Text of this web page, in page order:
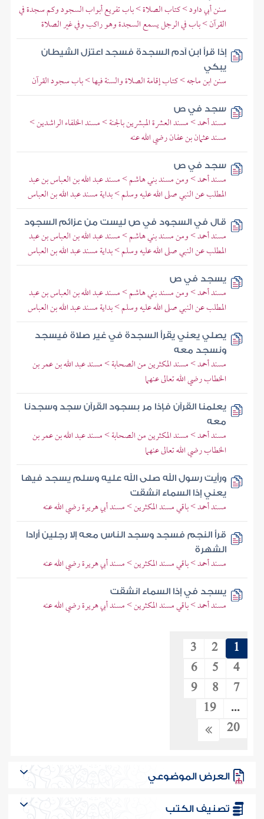
سنن أبي داود > كتاب الصلاة > باب تفريع أبواب السجود وكم سجدة في
القرآن > باب في الرجل يسمع السجدة وهو راكب وفي غير الصلاة
إذا قرأ ابن آدم السجدة فسجد اعتزل الشيطان
يبكي
سنن ابن ماجه > كتاب إقامة الصلاة والسنة فيها > باب سجود القرآن
سجد في ص
مسند أحمد > مسند العشرة المبشرين بالجنة > مسند الخلفاء الراشدين >
مسند عثمان بن عفان رضي الله عنه
سجد في ص
مسند أحمد > ومن مسند بني هاشم > مسند عبد الله بن العباس بن عبد
المطلب عن النبي صلى الله عليه وسلم > بداية مسند عبد الله بن العباس
قال في السجود في ص ليست من عزائم السجود
مسند أحمد > ومن مسند بني هاشم > مسند عبد الله بن العباس بن عبد
المطلب عن النبي صلى الله عليه وسلم > بداية مسند عبد الله بن العباس
يسجد في ص
مسند أحمد > ومن مسند بني هاشم > مسند عبد الله بن العباس بن عبد
المطلب عن النبي صلى الله عليه وسلم > بداية مسند عبد الله بن العباس
يصلي يعني يقرأ السجدة في غير صلاة فيسجد
ونسجد معه
مسند أحمد > مسند المكثرين من الصحابة > مسند عبد الله بن عمر بن
الخطاب رضي الله تعالى عنهما
يعلمنا القرآن فإذا مر بسجود القرآن سجد وسجدنا
معه
مسند أحمد > مسند المكثرين من الصحابة > مسند عبد الله بن عمر بن
الخطاب رضي الله تعالى عنهما
ورأيت رسول الله صلى الله عليه وسلم يسجد فيها
يعني إذا السماء انشقت
مسند أحمد > باقي مسند المكثرين > مسند أبي هريرة رضي الله عنه
قرأ النجم فسجد وسجد الناس معه إلا رجلين أرادا
الشهرة
مسند أحمد > باقي مسند المكثرين > مسند أبي هريرة رضي الله عنه
يسجد في إذا السماء انشقت
مسند أحمد > باقي مسند المكثرين > مسند أبي هريرة رضي الله عنه
1
2
3
4
5
6
7
8
9
...
19
20
العرض الموضوعي
تصنيف الكتب